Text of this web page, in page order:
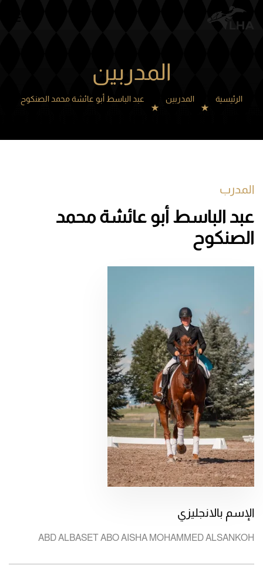
المدربين
الرئيسية المدربين عبد الباسط أبو عائشة محمد الصنكوح
المدرب
عبد الباسط أبو عائشة محمد
الصنكوح
الإسم بالانجليزي
ABD ALBASET ABO AISHA MOHAMMED ALSANKOH